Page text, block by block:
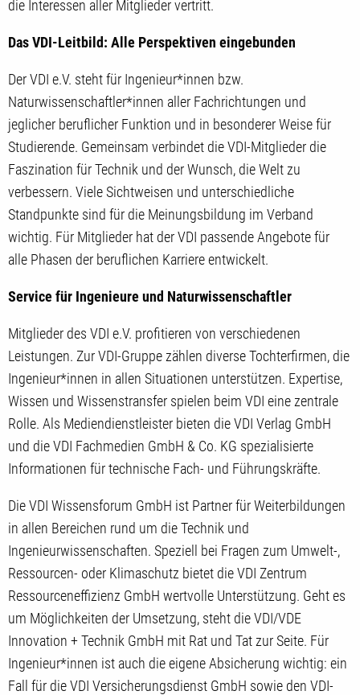
die Interessen aller Mitglieder vertritt.
Das VDI-Leitbild: Alle Perspektiven eingebunden
Der VDI e.V. steht für Ingenieur*innen bzw.
Naturwissenschaftler*innen aller Fachrichtungen und
jeglicher beruflicher Funktion und in besonderer Weise für
Studierende. Gemeinsam verbindet die VDI-Mitglieder die
Faszination für Technik und der Wunsch, die Welt zu
verbessern. Viele Sichtweisen und unterschiedliche
Standpunkte sind für die Meinungsbildung im Verband
wichtig. Für Mitglieder hat der VDI passende Angebote für
alle Phasen der beruflichen Karriere entwickelt.
Service für Ingenieure und Naturwissenschaftler
Mitglieder des VDI e.V. profitieren von verschiedenen
Leistungen. Zur VDI-Gruppe zählen diverse Tochterfirmen, die
Ingenieur*innen in allen Situationen unterstützen. Expertise,
Wissen und Wissenstransfer spielen beim VDI eine zentrale
Rolle. Als Mediendienstleister bieten die VDI Verlag GmbH
und die VDI Fachmedien GmbH & Co. KG spezialisierte
Informationen für technische Fach- und Führungskräfte.
Die VDI Wissensforum GmbH ist Partner für Weiterbildungen
in allen Bereichen rund um die Technik und
Ingenieurwissenschaften. Speziell bei Fragen zum Umwelt-,
Ressourcen- oder Klimaschutz bietet die VDI Zentrum
Ressourceneffizienz GmbH wertvolle Unterstützung. Geht es
um Möglichkeiten der Umsetzung, steht die VDI/VDE
Innovation + Technik GmbH mit Rat und Tat zur Seite. Für
Ingenieur*innen ist auch die eigene Absicherung wichtig: ein
Fall für die VDI Versicherungsdienst GmbH sowie den VDI-